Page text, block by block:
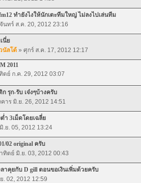
ทำยังไงให้นักเตะทีมใหญ่ ไม่ลงไปเล่นทีม
นทร์ ส.ค. 20, 2012 23:16
นี่ย
นัลโด้ » ศุกร์ ส.ค. 17, 2012 12:17
2011
ตย์ ก.ค. 29, 2012 03:07
รุก-รับ เจ๋งๆบ้างครับ
คาร มิ.ย. 26, 2012 14:51
ำ 3เม็ดโดยเฉลี่ย
.ย. 05, 2012 13:24
02 original ครับ
ทิตย์ มิ.ย. 03, 2012 00:43
ลาคุยกับ D gill ตอนขอเงินเพิ่มด้วยครับ
. 02, 2012 12:59